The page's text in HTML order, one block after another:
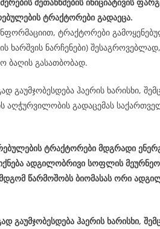
ტრაქტორები გადაეცა.
ტრაქტორები
ხარშვის ნარჩენები)
ბაღის გასათბობად.
გაუმჯობესდება ჰაერის ხარისხი,
აღჭურვილობის გადაცემას
ტრაქტორები მდგრადი
ადგილობრივი სოფლის
წარმოშობს ბიომასას ორი
გაუმჯობესდება ჰაერის ხარისხი,